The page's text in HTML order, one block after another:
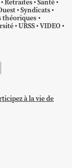
Retraites Santé
Syndicats
théoriques
URSS VIDEO
à la vie de